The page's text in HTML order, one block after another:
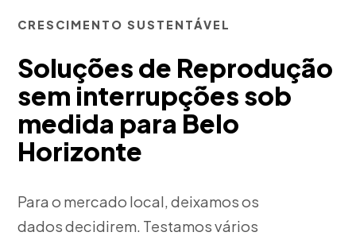
CRESCIMENTO SUSTENTÁVEL
Soluções de Reprodução
sem interrupções sob
medida para Belo
Horizonte
Para o mercado local, deixamos os
dados decidirem. Testamos vários